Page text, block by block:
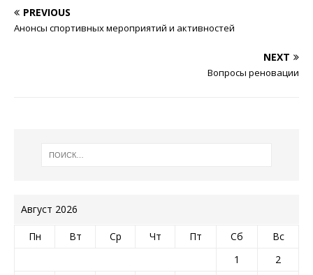
PREVIOUS
Анонсы спортивных мероприятий и активностей
NEXT
Вопросы реновации
Август 2026
Пн Вт Ср Чт Пт Сб
Вс
1
2